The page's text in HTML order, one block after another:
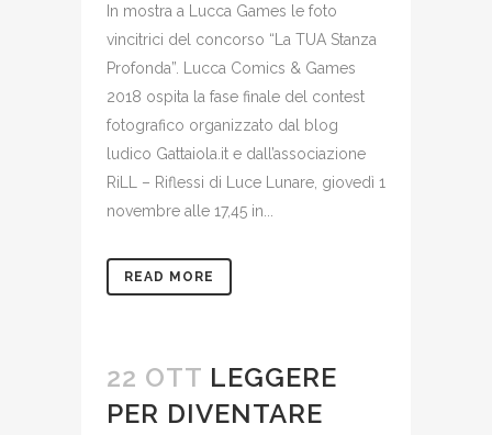
In mostra a Lucca Games le foto
vincitrici del concorso “La TUA Stanza
Profonda”. Lucca Comics & Games
2018 ospita la fase finale del contest
fotografico organizzato dal blog
ludico Gattaiola.it e dall’associazione
RiLL – Riflessi di Luce Lunare, giovedì 1
novembre alle 17,45 in...
READ MORE
22 OTT LEGGERE
PER DIVENTARE